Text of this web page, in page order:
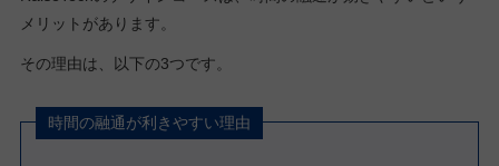
メリットがあります。
その理由は、以下の3つです。
時間の融通が利きやすい理由